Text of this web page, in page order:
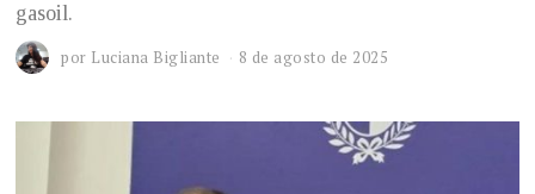
gasoil.
por Luciana Bigliante 8 de agosto de 2025